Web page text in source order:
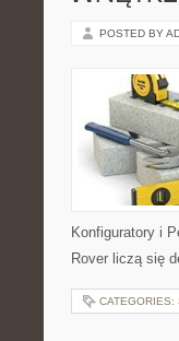
POSTED BY
Konfiguratory i
Rover liczą się
CATEGORIES: